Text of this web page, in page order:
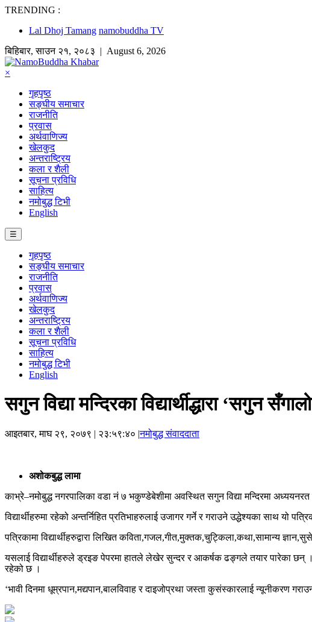
TRENDING :
Lal Dhoj Tamang namobuddha TV
बिहिबार,साउन २१, २०८३ | August 6, 2026
×
गृहपृष्ठ
सङ्घीय समाचार
राजनीति
प्रवास
अर्थवाणिज्य
खेलकुद
अन्तराष्ट्रिय
कला र शैली
सूचना प्रविधि
साहित्य
नमोबुद्ध टिभी
English
☰
गृहपृष्ठ
सङ्घीय समाचार
राजनीति
प्रवास
अर्थवाणिज्य
खेलकुद
अन्तराष्ट्रिय
कला र शैली
सूचना प्रविधि
साहित्य
नमोबुद्ध टिभी
English
सगुन विद्या मन्दिरका विद्यार्थीद्धारा ‘सगुन
आइतबार, माघ २९, २०७९ | २३:५९:४० |नमोबुद्ध संवाददाता
अशोकबुद्ध लामा
काभ्रे–नमोबुद्ध नगरपालिका वडा नं ७ भकुण्डेबेशीमा अवस्थित सगुन विद्या मन्दिरमा
विद्यार्थीहरुमा रहेको अन्तर्निहित प्रतिभाहरुलाई उजागर गर्ने र गराउने उद्धेश्यका साथ यो
पत्रिकामा विद्यार्थीहरुद्वारा लिखित कविता,गजल,गीत,मुक्तक,चुट्किला,कथा,सामान्य
यसलाई विद्यार्थीहरुले ड्रइङ पेपरमा हातले लेखेर सुन्दर र आकर्षक ढङ्गले तयार पारेका छन्
रहेको छ ।
‘भावी दिनमा धूम्रपान,मद्यपान,बालविवाह र दाइजोप्रथा जस्ता कुसंस्कारलाई न्यूनीकरण